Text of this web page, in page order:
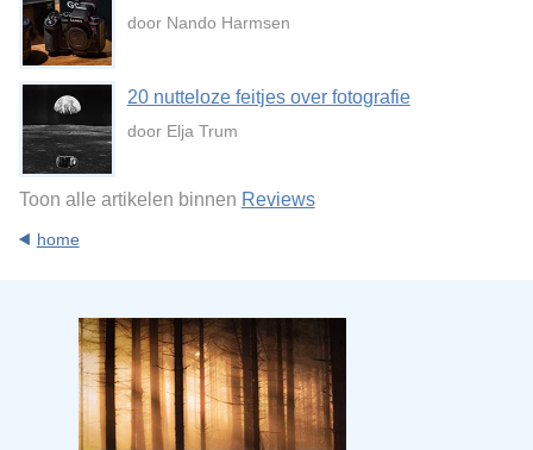
door Nando Harmsen
20 nutteloze feitjes over fotografie
door Elja Trum
Toon alle artikelen binnen Reviews
home